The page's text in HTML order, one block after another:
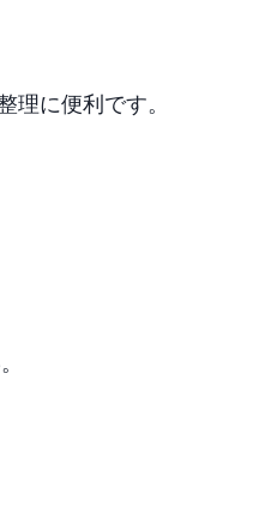
に便利です。